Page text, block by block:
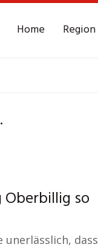
Home Region
Oberbillig so
unerlässlich, dass